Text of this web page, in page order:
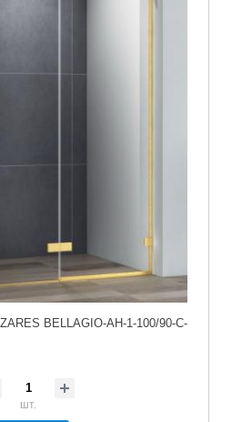
BELLAGIO-AH-1-100/90-C-
шт.